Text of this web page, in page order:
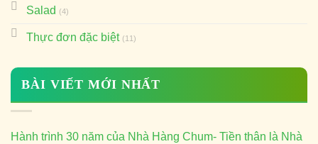
Salad (4)
Thực đơn đặc biệt (11)
BÀI VIẾT MỚI NHẤT
Hành trình 30 năm của Nhà Hàng Chum- Tiền thân là Nhà